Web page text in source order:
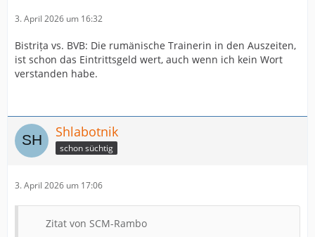
3. April 2026 um 16:32
Bistrița vs. BVB: Die rumänische Trainerin in den Auszeiten,
ist schon das Eintrittsgeld wert, auch wenn ich kein Wort
verstanden habe.
Shlabotnik
schon süchtig
3. April 2026 um 17:06
Zitat von SCM-Rambo